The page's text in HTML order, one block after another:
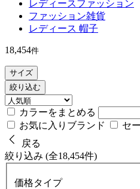
レディースファッション
ファッション雑貨
レディース 帽子
18,454件
サイズ
絞り込む
カラーをまとめる
お気に入りブランド
セ
戻る
絞り込み (全18,454件)
価格タイプ